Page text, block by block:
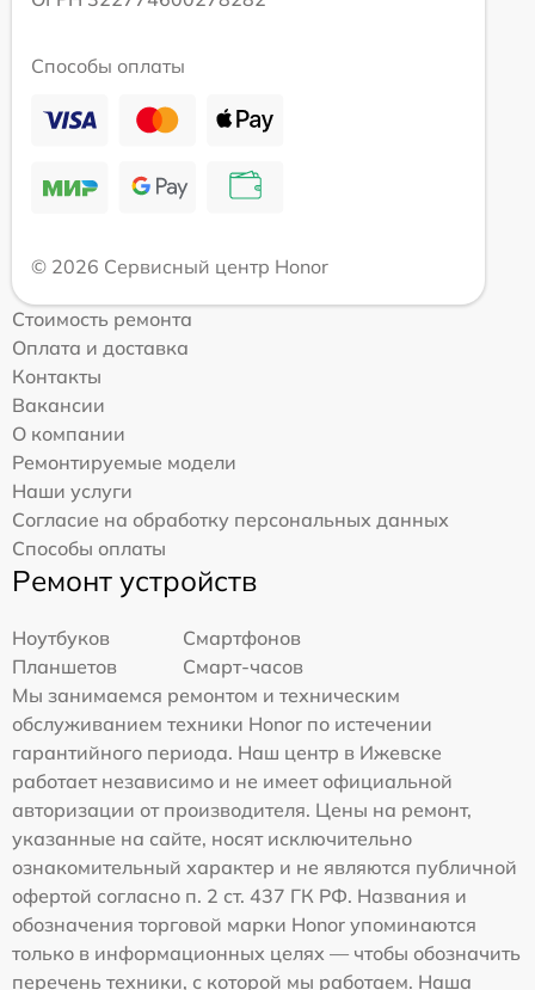
Способы оплаты
© 2026 Сервисный центр Honor
Стоимость ремонта
Оплата и доставка
Контакты
Вакансии
О компании
Ремонтируемые модели
Наши услуги
Согласие на обработку персональных данных
Способы оплаты
Ремонт устройств
Ноутбуков
Смартфонов
Планшетов
Смарт-часов
Мы занимаемся ремонтом и техническим
обслуживанием техники Honor по истечении
гарантийного периода. Наш центр в Ижевске
работает независимо и не имеет официальной
авторизации от производителя. Цены на ремонт,
указанные на сайте, носят исключительно
ознакомительный характер и не являются публичной
офертой согласно п. 2 ст. 437 ГК РФ. Названия и
обозначения торговой марки Honor упоминаются
только в информационных целях — чтобы обозначить
перечень техники, с которой мы работаем. Наша